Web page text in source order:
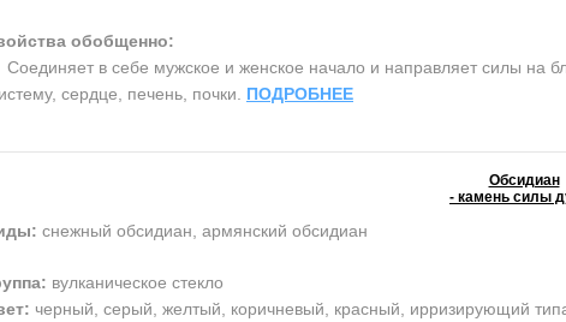
обобщенно:
в себе мужское и женское начало и направляет силы на
сердце, печень, почки. ПОДРОБНЕЕ
Обсидиан
- камень силы
снежный обсидиан, армянский обсидиан
вулканическое стекло
черный, серый, желтый, коричневый, красный, ирризирующий